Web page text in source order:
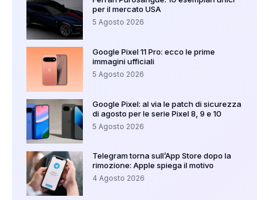
per il mercato USA
5 Agosto 2026
Google Pixel 11 Pro: ecco le prime
immagini ufficiali
5 Agosto 2026
Google Pixel: al via le patch di sicurezza
di agosto per le serie Pixel 8, 9 e 10
5 Agosto 2026
Telegram torna sull’App Store dopo la
rimozione: Apple spiega il motivo
4 Agosto 2026